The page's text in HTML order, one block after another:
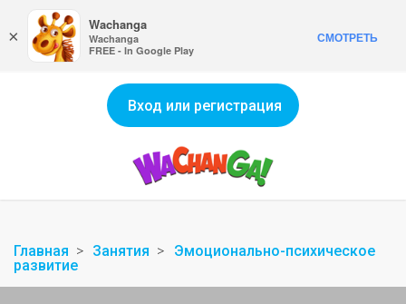
Вход или регистрация
Главная Занятия
Эмоционально-психическое
развитие
×
Wachanga
Wachanga
FREE - In Google Play
СМОТРЕТЬ